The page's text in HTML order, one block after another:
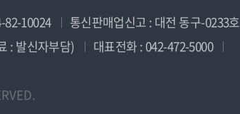
82-10024
통신판매업신고 : 대전 동구-0233호
: 발신자부담)
대표전화 : 042-472-5000